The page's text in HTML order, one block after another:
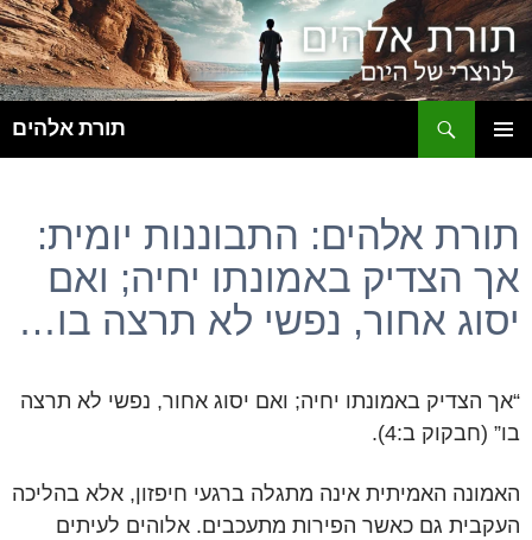
תורת אלהים
תורת אלהים: התבוננות יומית:
אך הצדיק באמונתו יחיה; ואם
יסוג אחור, נפשי לא תרצה בו…
“אך הצדיק באמונתו יחיה; ואם יסוג אחור, נפשי לא תרצה
בו” (חבקוק ב:4).
האמונה האמיתית אינה מתגלה ברגעי חיפזון, אלא בהליכה
העקבית גם כאשר הפירות מתעכבים. אלוהים לעיתים